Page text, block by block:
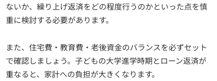
ないか、繰り上げ返済をどの程度行うのかといった点を慎
重に検討する必要があります。
また、住宅費・教育費・老後資金のバランスを必ずセット
で確認しましょう。子どもの大学進学時期とローン返済が
重なると、家計への負担が大きくなります。